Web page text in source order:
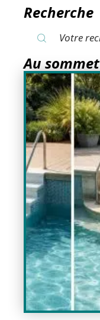
Recherche
Au sommet